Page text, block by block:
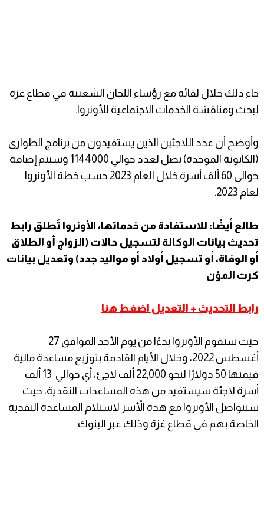
جاء ذلك خلال لقائه مع رؤساء اللجان الشعبية في قطاع غزة
لبحث ومناقشة الخدمات الاجتماعية للأونروا.
وأوضح أن عدد اللاجئين الذين يستفيدون من برنامج الطواري
(الكابونة الموحدة) يصل لعدد حوالي 1144000 وسيتم إضافة
حوالي 60 ألف أسرة خلال العام 2023 حسب خطة الأونروا
لعام 2023.
طالع أيضًا: للاستفادة من خدماتها، الأونروا تُطلق رابط
تحديث بيانات الوكالة لتسجيل حالات (الزواج أو الطلاق
أو الوفاة، أو تسجيل أولاد أو مواليد جدد) وتعديل بيانات
كرت المؤن
رابط التحديث + التعديل اضغط هنا
حيث ستقوم الأونروا بدءًا من يوم الأحد الموافق 27
أغسطس 2022، وخلال الأيام القادمة بتوزيع مساعدة مالية
قيمتها 50 دولارًا لنحو 22,000 ألف لاجئ، أي حوالي 13 ألف
أسرة لاجئة سيستفيد من هذه المساعدات النقدية، حيث
ستتواصل الأونروا مع هذه الأُسر لاستلام المساعدة النقدية
الخاصة بهم في قطاع غزة وذلك عبر البنوك.